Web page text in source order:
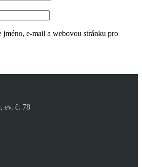
e-mail a webovou stránku pro
ev. č. 78